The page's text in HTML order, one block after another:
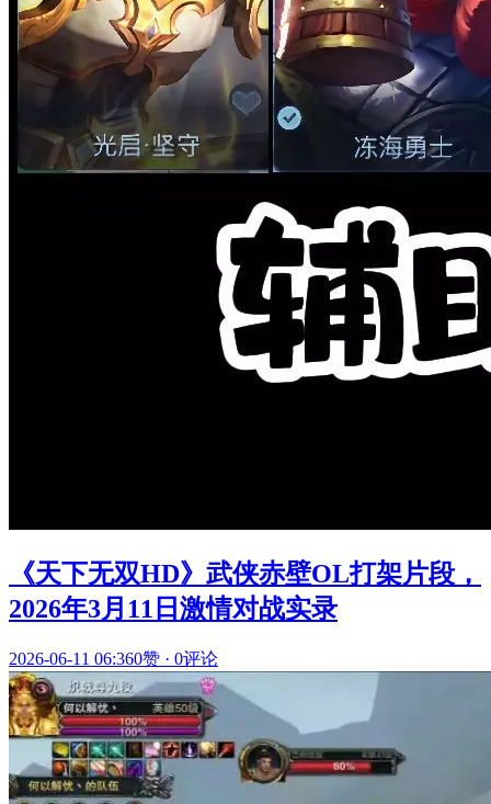
《天下无双HD》武侠赤壁OL打架片段，
2026年3月11日激情对战实录
2026-06-11 06:360赞 · 0评论